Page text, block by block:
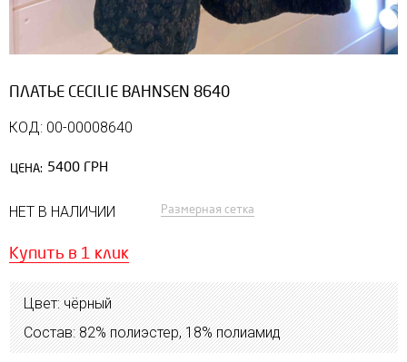
ПЛАТЬЕ CECILIE BAHNSEN 8640
КОД: 00-00008640
ЦЕНА: 5400 ГРН
НЕТ В НАЛИЧИИ Размерная сетка
Купить в 1 клик
Цвет: чёрный
Состав: 82% полиэстер, 18% полиамид